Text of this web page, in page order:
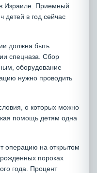
Израиле. Приемный
детей в год сейчас
должна быть
спецназа. Сбор
оборудование
нужно проводить
о которых можно
помощь детям одна
операцию на открытом
пороках
года. Процент